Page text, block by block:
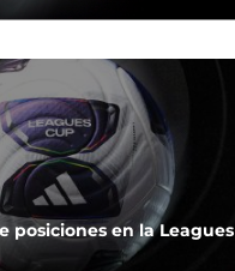
posiciones en la Leagues